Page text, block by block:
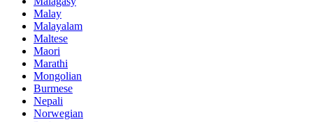
Malay
Malayalam
Maltese
Maori
Marathi
Mongolian
Burmese
Nepali
Norwegian